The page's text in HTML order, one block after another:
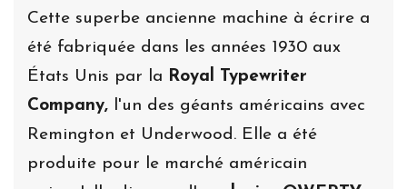
Cette superbe ancienne machine à écrire a
été fabriquée dans les années 1930 aux
États Unis par la Royal Typewriter
Company, l'un des géants américains avec
Remington et Underwood. Elle a été
produite pour le marché américain